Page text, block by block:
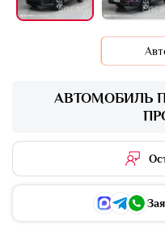
АВТОМОБИЛЬ